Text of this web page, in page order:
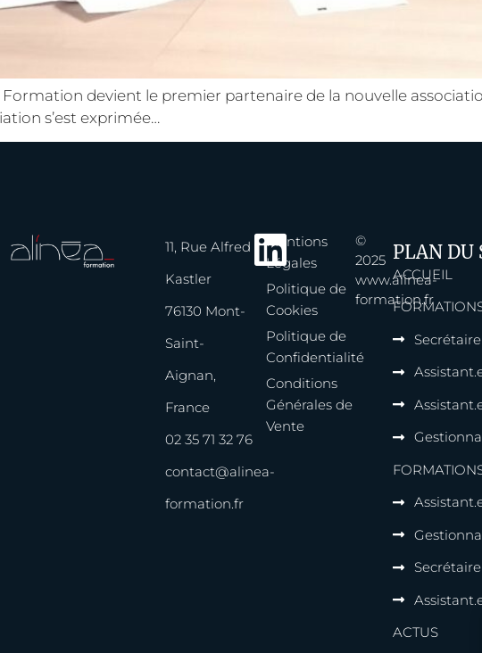
Formation devient le premier partenaire de la nouvelle
s’est exprimée…
11, Rue Alfred
Kastler
76130 Mont-
Saint-
Aignan,
France
02 35 71 32 76
contact@alinea-
formation.fr
Mentions
Légales
Politique de
Cookies
Politique de
Confidentialité
Conditions
Générales de
Vente
©
2025
www.alinea-
formation.fr
PLAN DU
ACCUEIL
ACTUS